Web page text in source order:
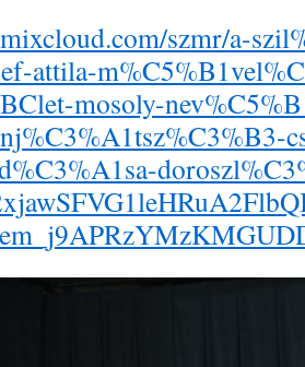
szmr/a-
attila-
mosoly-